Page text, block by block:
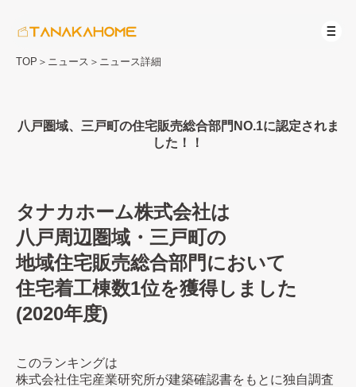
TOP ＞ ニュース ＞ ニュース詳細
八戸圏域、三戸町の住宅販売総合部門NO.1に認定されま
した！！
タナカホーム株式会社は
八戸周辺圏域・三戸町の
地域住宅販売総合部門において
住宅着工棟数1位を獲得しました
(2020年度)
このランキングは
株式会社住宅産業研究所が建築確認書をもとに独自調査